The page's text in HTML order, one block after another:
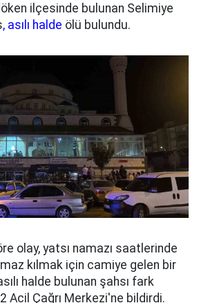
ilçesinde bulunan Selimiye
, asılı halde ölü bulundu.
olay, yatsı namazı saatlerinde
kılmak için camiye gelen bir
halde bulunan şahsı fark
Acil Çağrı Merkezi'ne bildirdi.